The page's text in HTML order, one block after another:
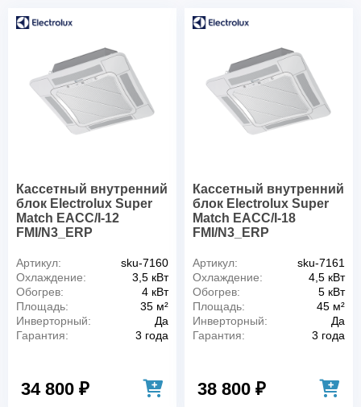
Недорогие
Кассетный внутренний
блок Electrolux Super
Match EACC/I-12
FMI/N3_ERP
Артикул:
sku-7160
Охлаждение:
3,5 кВт
Обогрев:
4 кВт
Площадь:
35 м²
Инверторный:
Да
Гарантия:
3 года
34 800 ₽
Кассетный внутренний
блок Electrolux Super
Match EACC/I-18
FMI/N3_ERP
Артикул:
sku-7161
Охлаждение:
4,5 кВт
Обогрев:
5 кВт
Площадь:
45 м²
Инверторный:
Да
Гарантия:
3 года
38 800 ₽